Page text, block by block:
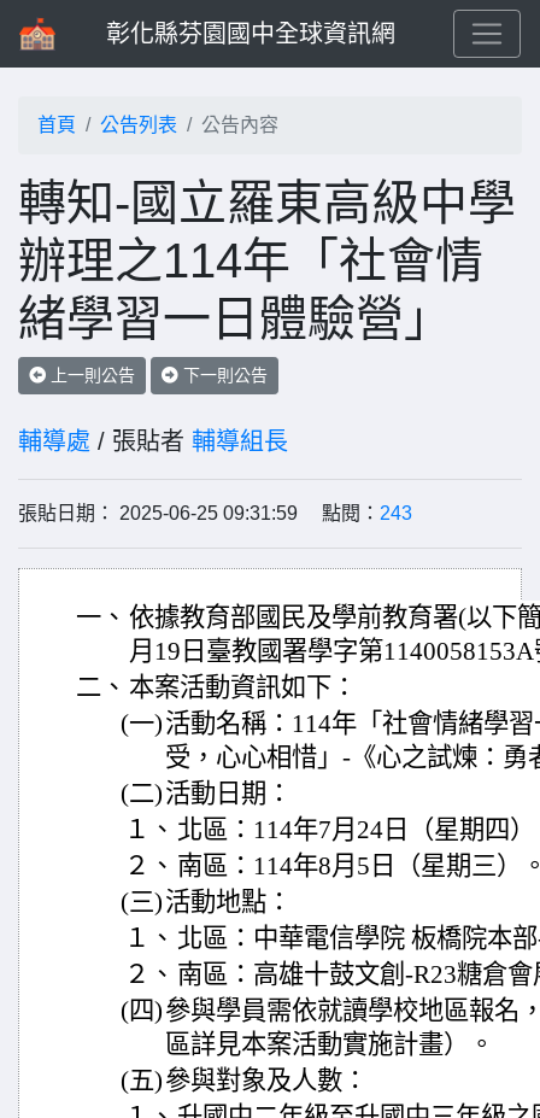
彰化縣芬園國中全球資訊網
首頁 公告列表 公告內容
轉知-國立羅東高級中學
辦理之114年「社會情
緒學習一日體驗營」
上一則公告 下一則公告
輔導處 / 張貼者 輔導組長
張貼日期： 2025-06-25 09:31:59 點閱： 243
一、 依據教育部國民及學前教育署(以下
月19日臺教國署學字第
二、 本案活動資訊如下：
(一)活動名稱：114年「社會情緒學
受，心心相惜」-《心之試煉：勇
(二)活動日期：
１、 北區：114年7月24日（星期四
２、 南區：114年8月5日（星期三）
(三)活動地點：
１、 北區：中華電信學院 板橋院本
２、 南區：高雄十鼓文創-R23糖倉
(四)參與學員需依就讀學校地區報名
區詳見本案活動實施計畫）。
(五)參與對象及人數：